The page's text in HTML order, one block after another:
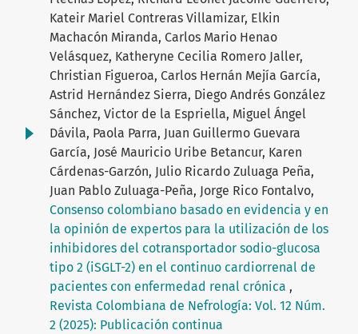
Kateir Mariel Contreras Villamizar, Elkin
Machacón Miranda, Carlos Mario Henao
Velásquez, Katheryne Cecilia Romero Jaller,
Christian Figueroa, Carlos Hernán Mejía García,
Astrid Hernández Sierra, Diego Andrés González
Sánchez, Victor de la Espriella, Miguel Ángel
Dávila, Paola Parra, Juan Guillermo Guevara
García, José Mauricio Uribe Betancur, Karen
Cárdenas-Garzón, Julio Ricardo Zuluaga Peña,
Juan Pablo Zuluaga-Peña, Jorge Rico Fontalvo,
Consenso colombiano basado en evidencia y en
la opinión de expertos para la utilización de los
inhibidores del cotransportador sodio-glucosa
tipo 2 (iSGLT-2) en el continuo cardiorrenal de
pacientes con enfermedad renal crónica ,
Revista Colombiana de Nefrología: Vol. 12 Núm.
2 (2025): Publicación continua